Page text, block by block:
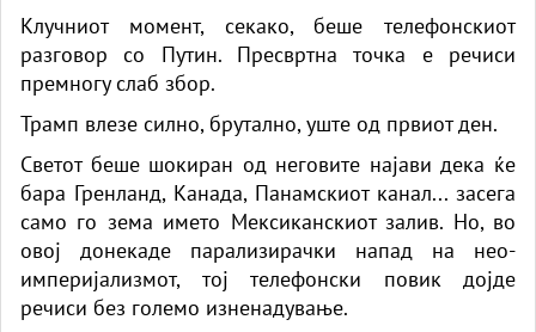
Клучниот момент, секако, беше телефонскиот
разговор со Путин. Пресвртна точка е речиси
премногу слаб збор.
Трамп влезе силно, брутално, уште од првиот ден.
Светот беше шокиран од неговите најави дека ќе
бара Гренланд, Канада, Панамскиот канал... засега
само го зема името Мексиканскиот залив. Но, во
овој донекаде парализирачки напад на нео-
империјализмот, тој телефонски повик дојде
речиси без големо изненадување.